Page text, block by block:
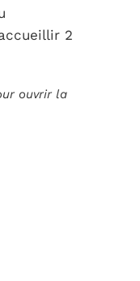
2
ouvrir la